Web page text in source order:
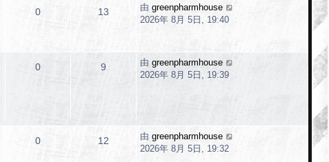
0 13 由 greenpharmhouse
2026年 8月 5日, 19:40
0 9 由 greenpharmhouse
2026年 8月 5日, 19:39
0 12 由 greenpharmhouse
2026年 8月 5日, 19:32